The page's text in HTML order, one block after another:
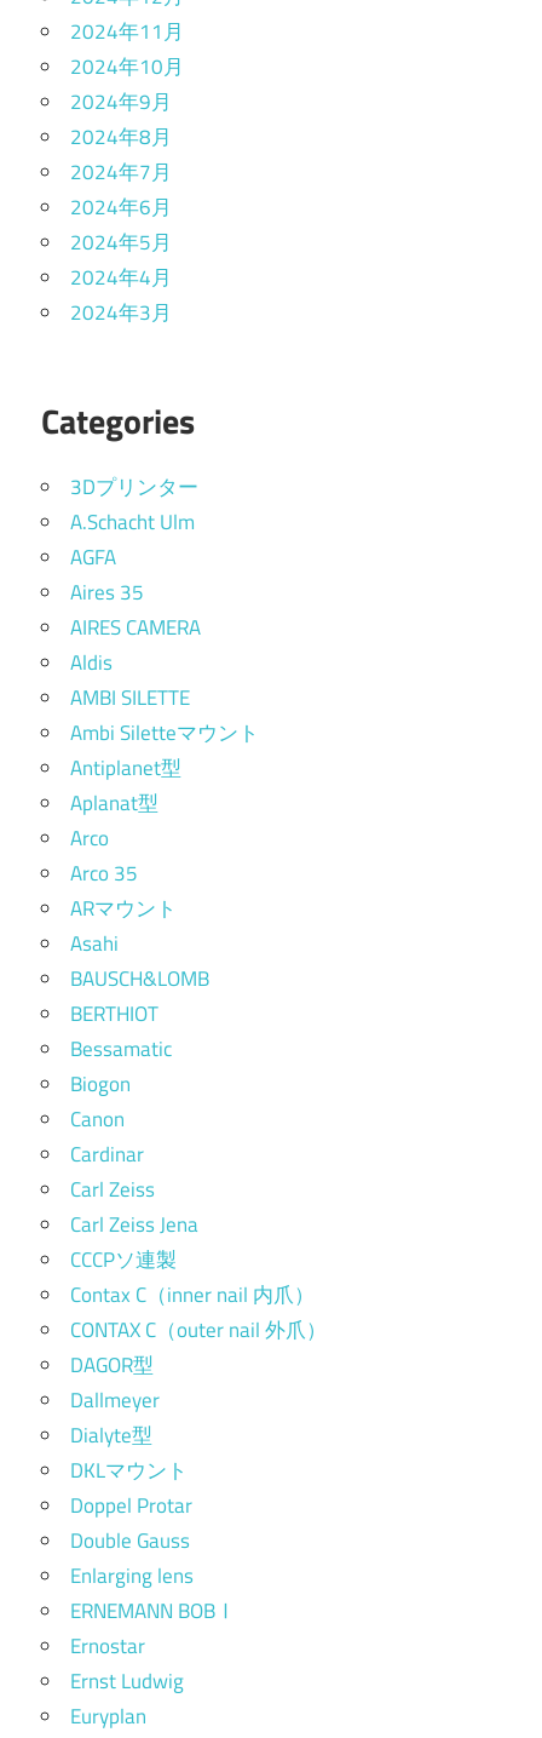
2024年11月
2024年10月
2024年9月
2024年8月
2024年7月
2024年6月
2024年5月
2024年4月
2024年3月
Categories
3Dプリンター
A.Schacht Ulm
AGFA
Aires 35
AIRES CAMERA
Aldis
AMBI SILETTE
Ambi Siletteマウント
Antiplanet型
Aplanat型
Arco
Arco 35
ARマウント
Asahi
BAUSCH&LOMB
BERTHIOT
Bessamatic
Biogon
Canon
Cardinar
Carl Zeiss
Carl Zeiss Jena
CCCPソ連製
Contax C（inner nail 内爪）
CONTAX C（outer nail 外爪）
DAGOR型
Dallmeyer
Dialyte型
DKLマウント
Doppel Protar
Double Gauss
Enlarging lens
ERNEMANN BOBⅠ
Ernostar
Ernst Ludwig
Euryplan